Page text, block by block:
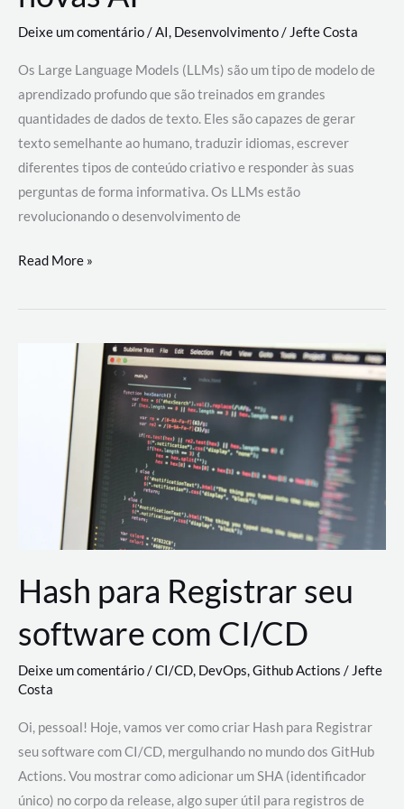
Deixe um comentário/AI, Desenvolvimento/ Jefte Costa
Os Large Language Models (LLMs) são um tipo de modelo de
aprendizado profundo que são treinados em grandes
quantidades de dados de texto. Eles são capazes de gerar
texto semelhante ao humano, traduzir idiomas, escrever
diferentes tipos de conteúdo criativo e responder às suas
perguntas de forma informativa. Os LLMs estão
revolucionando o desenvolvimento de
Large
Models
revolucionando
desenvolvimento
Read More »
Hash para Registrar seu
software com CI/CD
Deixe um comentário/CI/CD, DevOps,Github Actions /Jefte
Costa
Oi, pessoal! Hoje, vamos ver como criar Hash para Registrar
seu software com CI/CD, mergulhando no mundo dos GitHub
Actions. Vou mostrar como adicionar um SHA (identificador
único) no corpo da release, algo super útil para registros de